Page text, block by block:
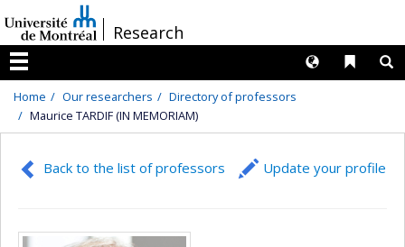
au
contenu
/Research
Menu
Liens
Langues
Home Our researchers
Directory of professors
Maurice TARDIF (IN MEMORIAM)
Back to the list of professors Update your profile